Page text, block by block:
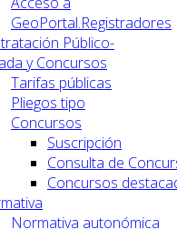
GeoPortal.Registradores
Público-
y Concursos
Tarifas públicas
Pliegos tipo
Concursos
Suscripción
Consulta de
Concursos
Normativa autonómica